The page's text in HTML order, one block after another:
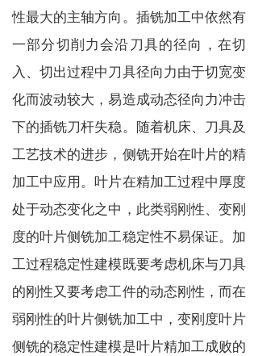
性最大的主轴方向。插铣加工中依然有
一部分切削力会沿刀具的径向，在切
入、切出过程中刀具径向力由于切宽变
化而波动较大，易造成动态径向力冲击
下的插铣刀杆失稳。随着机床、刀具及
工艺技术的进步，侧铣开始在叶片的精
加工中应用。叶片在精加工过程中厚度
处于动态变化之中，此类弱刚性、变刚
度的叶片侧铣加工稳定性不易保证。加
工过程稳定性建模既要考虑机床与刀具
的刚性又要考虑工件的动态刚性，而在
弱刚性的叶片侧铣加工中，变刚度叶片
侧铣的稳定性建模是叶片精加工成败的